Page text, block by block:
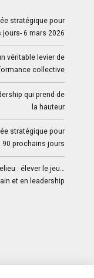
stratégique pour
6 mars 2026
véritable levier de
collective
qui prend de
la hauteur
stratégique pour
prochains jours
: élever le jeu…
et en leadership